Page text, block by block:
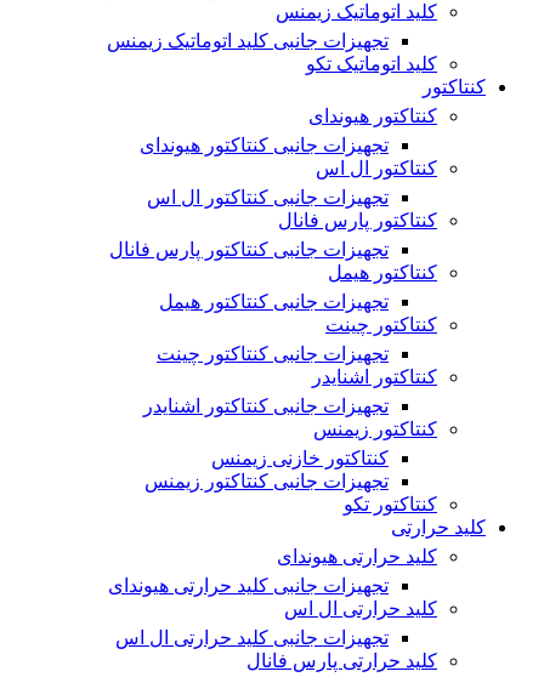
کلید اتوماتیک زیمنس
تجهیزات جانبی کلید اتوماتیک زیمنس
کلید اتوماتیک تکو
کنتاکتور
کنتاکتور هیوندای
تجهیزات جانبی کنتاکتور هیوندای
کنتاکتور ال اس
تجهیزات جانبی کنتاکتور ال اس
کنتاکتور پارس فانال
تجهیزات جانبی کنتاکتور پارس فانال
کنتاکتور هیمل
تجهیزات جانبی کنتاکتور هیمل
کنتاکتور چینت
تجهیزات جانبی کنتاکتور چینت
کنتاکتور اشنایدر
تجهیزات جانبی کنتاکتور اشنایدر
کنتاکتور زیمنس
کنتاکتور خازنی زیمنس
تجهیزات جانبی کنتاکتور زیمنس
کنتاکتور تکو
کلید حرارتی
کلید حرارتی هیوندای
تجهیزات جانبی کلید حرارتی هیوندای
کلید حرارتی ال اس
تجهیزات جانبی کلید حرارتی ال اس
کلید حرارتی پارس فانال